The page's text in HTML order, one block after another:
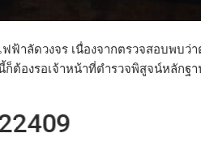
ฟ้าลัดวงจร เนื่องจากตรวจสอบพบว่
ต้องรอเจ้าหน้าที่ตำรวจพิสูจน์หลักฐ